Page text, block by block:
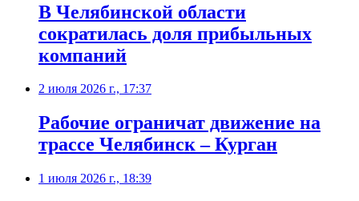
В Челябинской области
сократилась доля прибыльных
компаний
2 июля 2026 г., 17:37
Рабочие ограничат движение на
трассе Челябинск – Курган
1 июля 2026 г., 18:39